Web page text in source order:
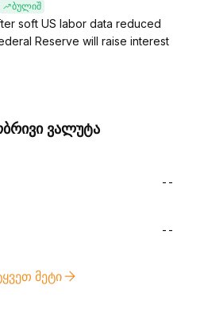
ბულიშ
soft US labor data reduced
Reserve will raise interest
ვალუტა
--
--
მეტი